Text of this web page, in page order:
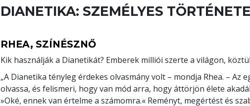
DIANETIKA: SZEMÉLYES
RHEA, SZÍNÉSZNŐ
Kik használják a Dianetikát? Emberek milliói szerte a világon,
„A Dianetika tényleg érdekes olvasmány volt – mondja Rhea. – Az
olvassa, és felismeri, hogy van mód arra, hogy áttörjön élete
»Oké, ennek van értelme a számomra.« Reményt, megértést és